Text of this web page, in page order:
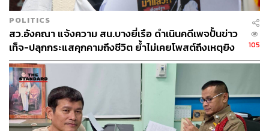
อดิเรกคือการสัมภาษณ์ BNK48
POLITICS
สว.อังคณา แจ้งความ สน.บางยี่เรือ ดำเนินคดีเพจปั้นข่าว
เท็จ-ปลุกกระแสคุกคามถึงชีวิต ย้ำไม่เคยโพสต์ถึงเหตุยิง
ทหารพราน 5 นาย ที่นราธิวาส
105